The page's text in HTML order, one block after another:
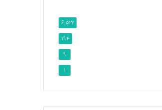
6,522
194
9
1